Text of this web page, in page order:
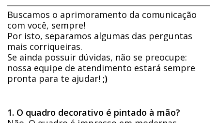
Buscamos o aprimoramento da comunicação
com você, sempre!
Por isto, separamos algumas das perguntas
mais corriqueiras.
Se ainda possuir dúvidas, não se preocupe:
nossa equipe de atendimento estará sempre
pronta para te ajudar! ;)
1. O quadro decorativo é pintado à mão?